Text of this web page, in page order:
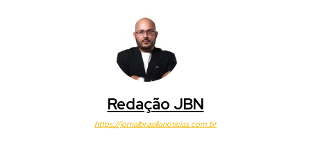
Redação JBN
https://jornalbrasilianoticias.com.br